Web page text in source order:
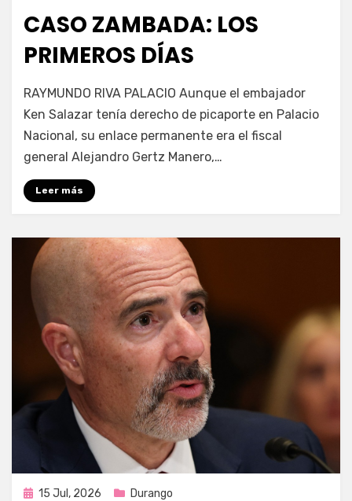
CASO ZAMBADA: LOS
PRIMEROS DÍAS
porFernando Miranda Servín
RAYMUNDO RIVA PALACIO Aunque el embajador
Ken Salazar tenía derecho de picaporte en Palacio
Nacional, su enlace permanente era el fiscal
general Alejandro Gertz Manero,…
Leer más
Publicada
15 Jul, 2026 Durango